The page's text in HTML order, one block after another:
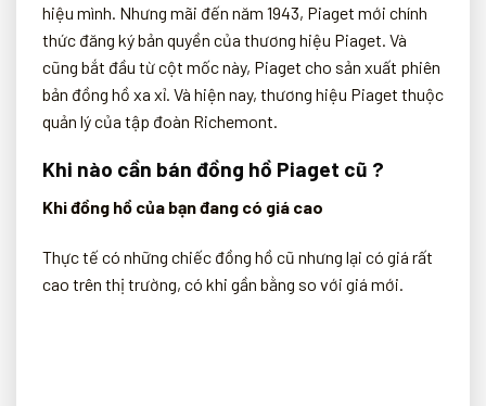
hiệu mình. Nhưng mãi đến năm 1943, Piaget mới chính
thức đăng ký bản quyền của thương hiệu Piaget. Và
cũng bắt đầu từ cột mốc này, Piaget cho sản xuất phiên
bản đồng hồ xa xỉ. Và hiện nay, thương hiệu Piaget thuộc
quản lý của tập đoàn Richemont.
Khi nào cần bán đồng hồ Piaget cũ ?
Khi đồng hồ của bạn đang có giá cao
Thực tế có những chiếc đồng hồ cũ nhưng lại có giá rất
cao trên thị trường, có khi gần bằng so với giá mới.